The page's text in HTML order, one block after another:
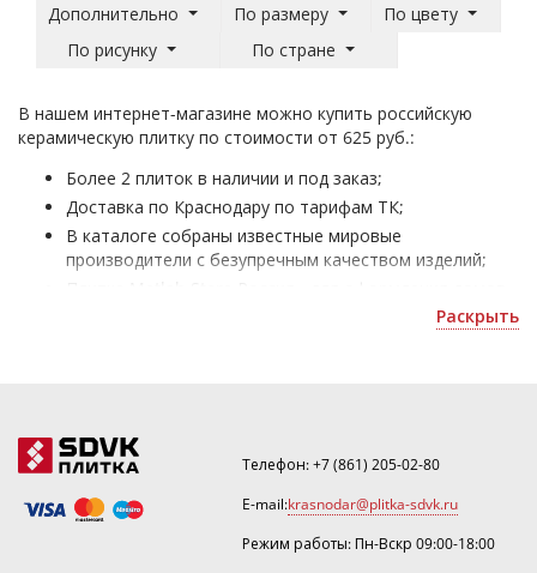
Дополнительно
По размеру
По цвету
По рисунку
По стране
В нашем интернет-магазине можно купить российскую
керамическую плитку по стоимости от 625 руб.:
Более 2 плиток в наличии и под заказ;
Доставка по Краснодару по тарифам ТК;
В каталоге собраны известные мировые
производители с безупречным качеством изделий;
Раскрыть
Телефон:+7 (861) 205-02-80
E-mail:krasnodar@plitka-sdvk.ru
Режим работы: Пн-Вскр 09:00-18:00